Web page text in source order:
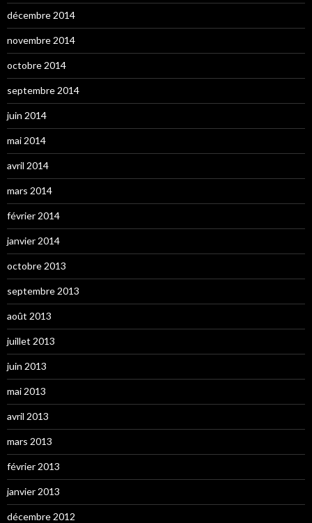
décembre 2014
novembre 2014
octobre 2014
septembre 2014
juin 2014
mai 2014
avril 2014
mars 2014
février 2014
janvier 2014
octobre 2013
septembre 2013
août 2013
juillet 2013
juin 2013
mai 2013
avril 2013
mars 2013
février 2013
janvier 2013
décembre 2012